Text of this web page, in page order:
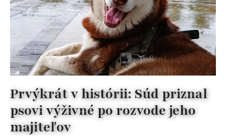
Prvýkrát v histórii: Súd priznal
psovi výživné po rozvode jeho
majiteľov